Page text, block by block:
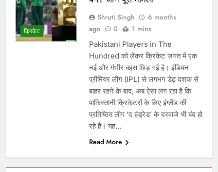
क्रिकेट
Shruti Singh
6 months
ago
0 1 mins
Pakistani Players in The
Hundred को लेकर क्रिकेट जगत में एक
नई और गंभीर बहस छिड़ गई है। इंडियन
प्रीमियर लीग (IPL) से लगभग डेढ़ दशक से
बाहर रहने के बाद, अब ऐसा लग रहा है कि
पाकिस्तानी क्रिकेटरों के लिए इंग्लैंड की
प्रतिष्ठित लीग ‘द हंड्रेड’ के दरवाजे भी बंद हो
रहे हैं। यह…
Read More